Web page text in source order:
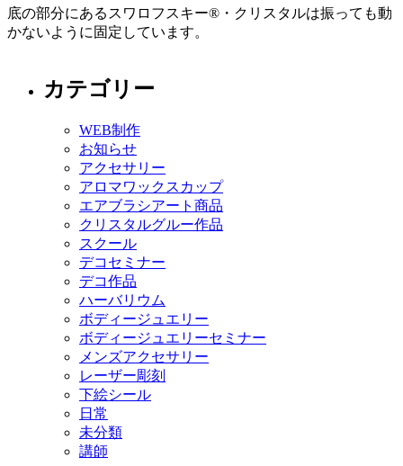
底の部分にあるスワロフスキー®・クリスタルは振っても動
かないように固定しています。
カテゴリー
WEB制作
お知らせ
アクセサリー
アロマワックスカップ
エアブラシアート商品
クリスタルグルー作品
スクール
デコセミナー
デコ作品
ハーバリウム
ボディージュエリー
ボディージュエリーセミナー
メンズアクセサリー
レーザー彫刻
下絵シール
日常
未分類
講師